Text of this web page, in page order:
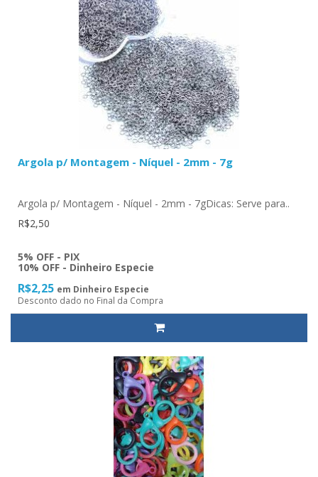
Argola p/ Montagem - Níquel - 2mm - 7g
Argola p/ Montagem - Níquel - 2mm - 7gDicas: Serve para..
R$2,50
5% OFF - PIX
10% OFF - Dinheiro Especie
R$2,25 em Dinheiro Especie
Desconto dado no Final da Compra